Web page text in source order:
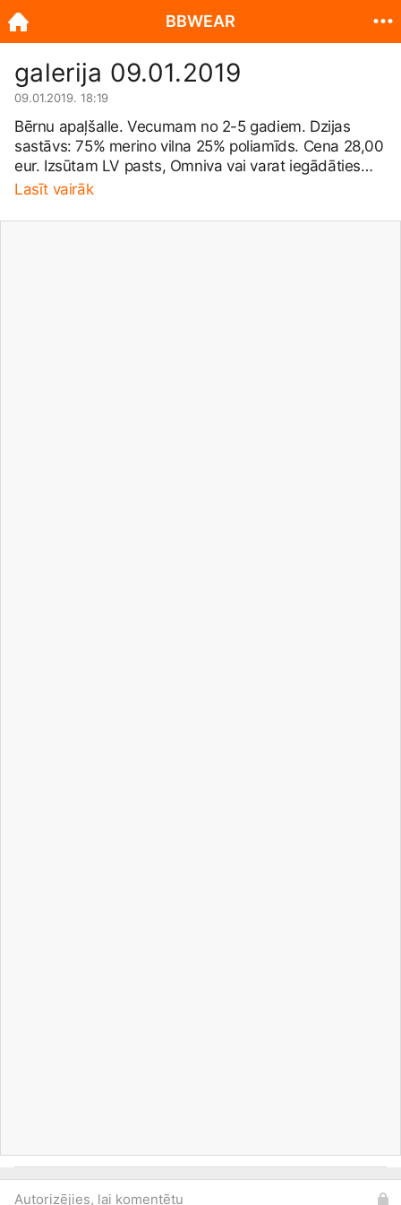
galerija 09.01.2019
09.01.2019. 18:19
Bērnu apaļšalle. Vecumam no 2-5 gadiem. Dzijas
sastāvs: 75% merino vilna 25% poliamīds. Cena 28,00
eur. Izsūtam LV pasts, Omniva vai varat iegādāties
darbnīcā pēc adreses: Kvinta, Salas pagasts, Babītes
Lasīt vairāk
Autorizējies, lai komentētu
BBWEAR